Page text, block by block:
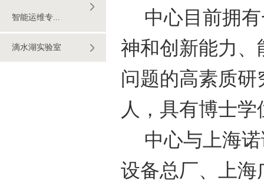
智能运维专...
滴水湖实验室
中心目前拥有
神和创新能力、
问题的高素质
人，具有博士
中心与上海诺
设备总厂、上海